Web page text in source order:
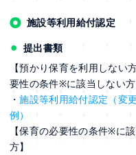
施設等利用給付認定
提出書類
【預かり保育を利用しない
要性の条件※に該当しない方
・施設等利用給付認定（変
例）
【保育の必要性の条件※に
方】